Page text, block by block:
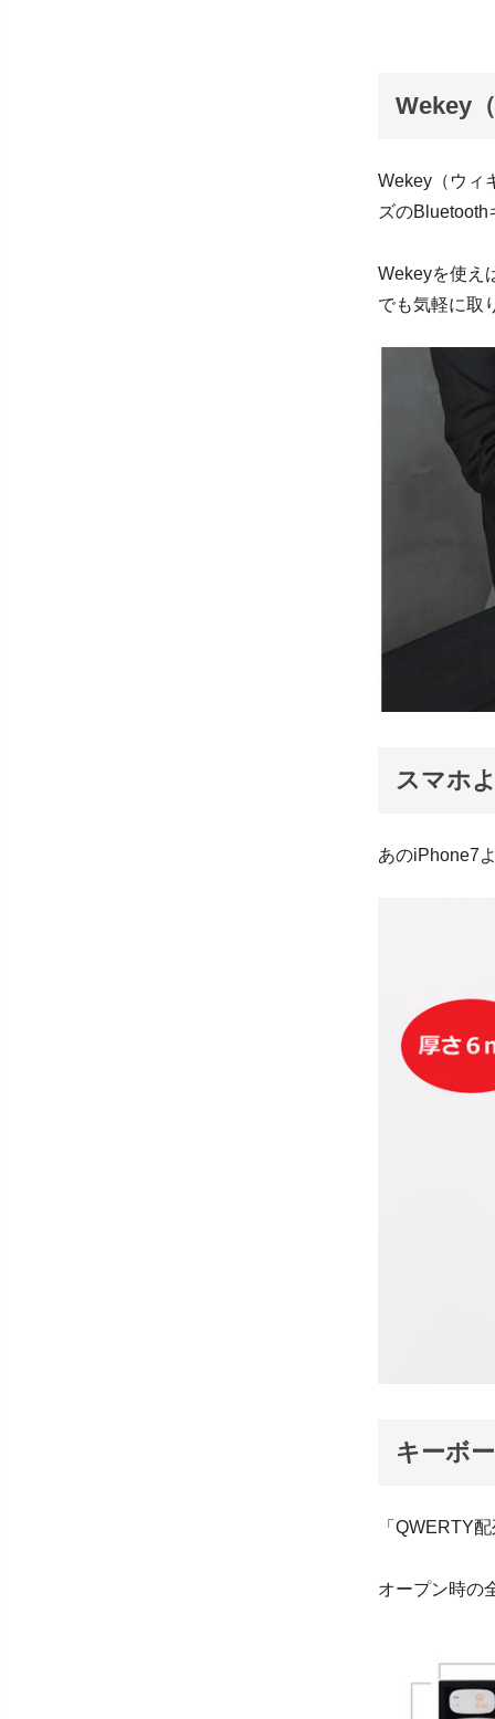
Wekey
Wekey（ウィ
ズのBluetooth
Wekeyを使え
でも気軽に取
スマホ
あのiPhone7
キーボ
「QWERTY
オープン時の